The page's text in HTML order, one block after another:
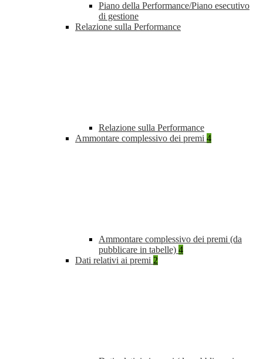
Piano della Performance/Piano esecutivo
di gestione
Relazione sulla Performance
Relazione sulla Performance
Ammontare complessivo dei premi 4
Ammontare complessivo dei premi (da
pubblicare in tabelle) 4
Dati relativi ai premi 2